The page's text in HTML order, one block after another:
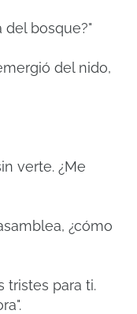
del bosque?"
del nido,
verte. ¿Me
¿cómo
tristes para ti.